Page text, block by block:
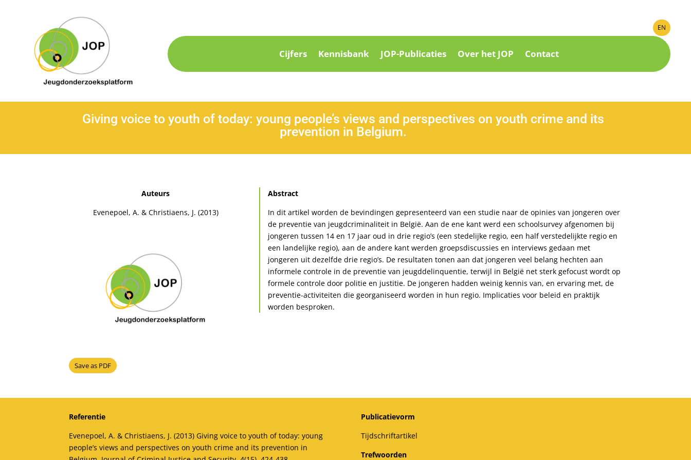
EN
Cijfers Kennisbank JOP-Publicaties Over het JOP Contact
Giving voice to youth of today: young people’s views and perspectives on youth crime and its
prevention in Belgium.
Auteurs
Evenepoel, A. & Christiaens, J. (2013)
Save as PDF
Abstract
In dit artikel worden de bevindingen gepresenteerd van een studie naar de opinies van jongeren over
de preventie van jeugdcriminaliteit in België. Aan de ene kant werd een schoolsurvey afgenomen bij
jongeren tussen 14 en 17 jaar oud in drie regio’s (een stedelijke regio, een half verstedelijkte regio en
een landelijke regio), aan de andere kant werden groepsdiscussies en interviews gedaan met
jongeren uit dezelfde drie regio’s. De resultaten tonen aan dat jongeren veel belang hechten aan
informele controle in de preventie van jeugddelinquentie, terwijl in België net sterk gefocust wordt op
formele controle door politie en justitie. De jongeren hadden weinig kennis van, en ervaring met, de
preventie-activiteiten die georganiseerd worden in hun regio. Implicaties voor beleid en praktijk
worden besproken.
Referentie
Evenepoel, A. & Christiaens, J. (2013) Giving voice to youth of today: young
people’s views and perspectives on youth crime and its prevention in
Publicatievorm
Tijdschriftartikel
Trefwoorden